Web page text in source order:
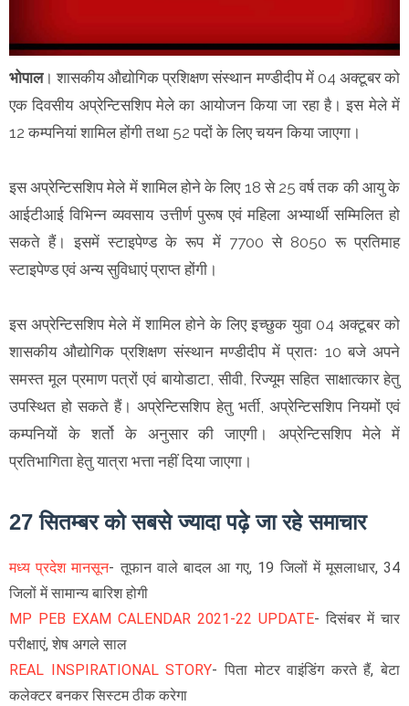
भोपाल। शासकीय औद्योगिक प्रशिक्षण संस्थान मण्डीदीप में 04 अक्टूबर को
एक दिवसीय अप्रेन्टिसशिप मेले का आयोजन किया जा रहा है। इस मेले में
12 कम्पनियां शामिल होंगी तथा 52 पदों के लिए चयन किया जाएगा।
इस अप्रेन्टिसशिप मेले में शामिल होने के लिए 18 से 25 वर्ष तक की आयु के
आईटीआई विभिन्न व्यवसाय उत्तीर्ण पुरूष एवं महिला अभ्यार्थी सम्मिलित हो
सकते हैं। इसमें स्टाइपेण्ड के रूप में 7700 से 8050 रू प्रतिमाह
स्टाइपेण्ड एवं अन्य सुविधाएं प्राप्त होंगी।
इस अप्रेन्टिसशिप मेले में शामिल होने के लिए इच्छुक युवा 04 अक्टूबर को
शासकीय औद्योगिक प्रशिक्षण संस्थान मण्डीदीप में प्रातः 10 बजे अपने
समस्त मूल प्रमाण पत्रों एवं बायोडाटा, सीवी, रिज्यूम सहित साक्षात्कार हेतु
उपस्थित हो सकते हैं। अप्रेन्टिसशिप हेतु भर्ती, अप्रेन्टिसशिप नियमों एवं
कम्पनियों के शर्तो के अनुसार की जाएगी। अप्रेन्टिसशिप मेले में
प्रतिभागिता हेतु यात्रा भत्ता नहीं दिया जाएगा।
27 सितम्बर को सबसे ज्यादा पढ़े जा रहे समाचार
मध्य प्रदेश मानसून- तूफान वाले बादल आ गए, 19 जिलों में मूसलाधार, 34
जिलों में सामान्य बारिश होगी
MP PEB EXAM CALENDAR 2021-22 UPDATE- दिसंबर में चार
परीक्षाएं, शेष अगले साल
REAL INSPIRATIONAL STORY- पिता मोटर वाइंडिंग करते हैं, बेटा
कलेक्टर बनकर सिस्टम ठीक करेगा